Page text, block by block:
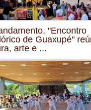
"Encontro
de Guaxupé"
arte e ...